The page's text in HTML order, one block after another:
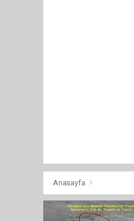
Anasayfa